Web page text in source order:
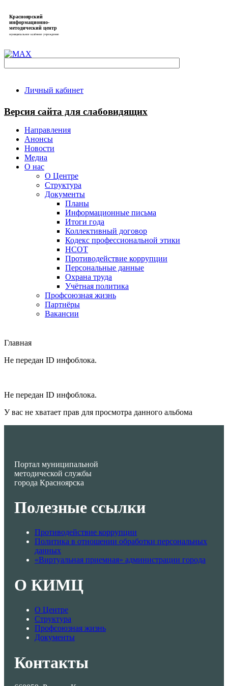
Красноярский
информационно-
методический центр
муниципальное казённое учреждение
Личный кабинет
Версия сайта для слабовидящих
Направления
Анонсы
Новости
Медиа
О нас
О Центре
Структура
Документы
Планы
Информационные письма
Итоги года
Коллективный договор
Кодекс профессиональной этики
НСОТ
Противодействие коррупции
Персональные данные
Охрана труда
Учётная политика
Профсоюзная жизнь
Партнёры
Вакансии
Главная
Не передан ID инфоблока.
Не передан ID инфоблока.
У вас не хватает прав для просмотра данного альбома
Портал муниципальной
методической службы
города Красноярска
Полезные ссылки
Противодействие коррупции
Политика в отношении обработки персональных
данных
«Виртуальная приемная» администрации города
О КИМЦ
О Центре
Структура
Профсоюзная жизнь
Документы
Контакты